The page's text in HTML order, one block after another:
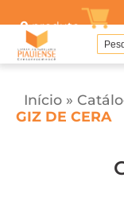
0produto
Início »
GIZ DE CERA